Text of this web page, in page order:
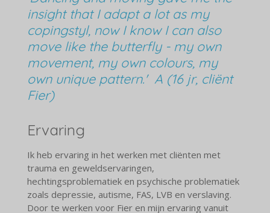
insight that I adapt a lot as my
copingstyl, now I know I can also
move like the butterfly - my own
movement, my own colours, my
own unique pattern.' A (16 jr, cliënt
Fier)
Ervaring
Ik heb ervaring in het werken met cliënten met
trauma en geweldservaringen,
hechtingsproblematiek en psychische problematiek
zoals depressie, autisme, FAS, LVB en verslaving.
Door te werken voor Fier en mijn ervaring vanuit